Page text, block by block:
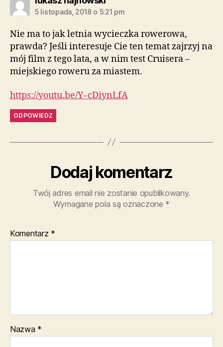
5 listopada, 2018 o 5:21 pm
Nie ma to jak letnia wycieczka rowerowa,
prawda? Jeśli interesuje Cie ten temat zajrzyj na
mój film z tego lata, a w nim test Cruisera –
miejskiego roweru za miastem.
https://youtu.be/Y–cDiynLfA
ODPOWIEDZ
Dodaj komentarz
Twój adres email nie zostanie opublikowany.
Wymagane pola są oznaczone *
Komentarz *
Nazwa *